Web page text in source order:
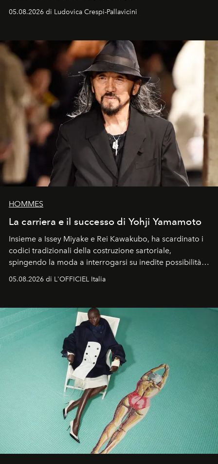
05.08.2026 di Ludovica Crespi-Pallavicini
HOMMES
La carriera e il successo di Yohji Yamamoto
Insieme a Issey Miyake e Rei Kawakubo, ha scardinato i
codici tradizionali della costruzione sartoriale,
spingendo la moda a interrogarsi su inedite possibilità
un’impronta indelebile nella storia della moda.
05.08.2026 di L'OFFICIEL Italia